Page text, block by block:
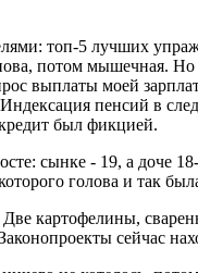
топ-5 лучших
потом мышечная.
выплаты моей
пенсий в
был фикцией.
сынке - 19, а доче
голова и так
картофелины,
сейчас